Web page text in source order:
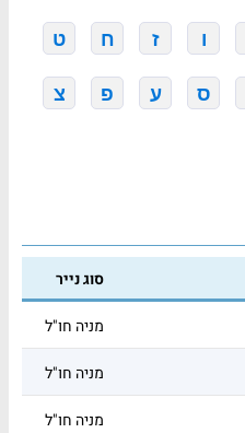
ו ז ח ט
ס ע פ צ
סוג נייר
מניה חו"ל
מניה חו"ל
מניה חו"ל